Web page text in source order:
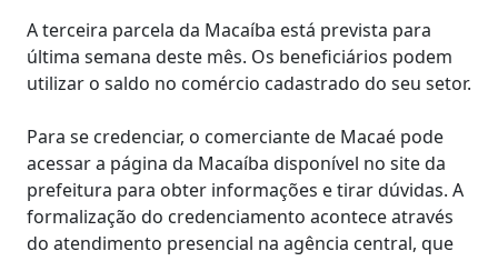
A terceira parcela da Macaíba está prevista para
última semana deste mês. Os beneficiários podem
utilizar o saldo no comércio cadastrado do seu setor.
Para se credenciar, o comerciante de Macaé pode
acessar a página da Macaíba disponível no site da
prefeitura para obter informações e tirar dúvidas. A
formalização do credenciamento acontece através
do atendimento presencial na agência central, que